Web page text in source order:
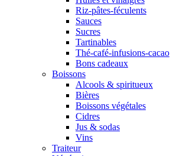
Riz-pâtes-féculents
Sauces
Sucres
Tartinables
Thé-café-infusions-cacao
Bons cadeaux
Boissons
Alcools & spiritueux
Bières
Boissons végétales
Cidres
Jus & sodas
Vins
Traiteur